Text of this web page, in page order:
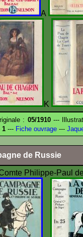
A
K
: 05/1910---
1 --- Fiche ouvrage ---
de Russie
Philippe-Paul